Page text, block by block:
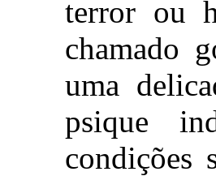
terror ou
chamado
uma
psique
condições